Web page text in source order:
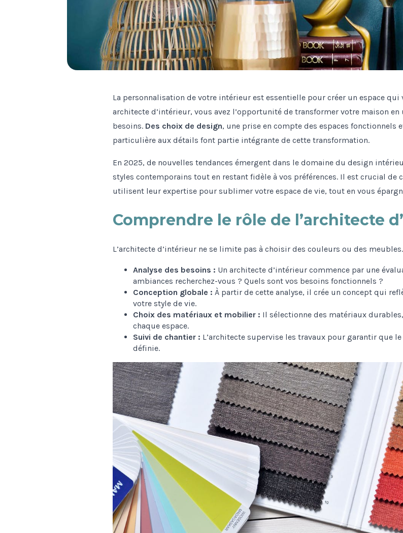
La personnalisation de votre intérieur est essentielle pour créer un espace qui
architecte d’intérieur, vous avez l’opportunité de transformer votre maison
besoins. Des choix de design, une prise en compte des espaces fonctionnels
particulière aux détails font partie intégrante de cette transformation.
En 2025, de nouvelles tendances émergent dans le domaine du design
styles contemporains tout en restant fidèle à vos préférences. Il est crucial de
utilisent leur expertise pour sublimer votre espace de vie, tout en vous
Comprendre le rôle de l’architecte
L’architecte d’intérieur ne se limite pas à choisir des couleurs ou des
Analyse des besoins : Un architecte d’intérieur commence par une
ambiances recherchez-vous ? Quels sont vos besoins fonctionnels ?
Conception globale : À partir de cette analyse, il crée un concept qui
votre style de vie.
Choix des matériaux et mobilier : Il sélectionne des matériaux
chaque espace.
Suivi de chantier : L’architecte supervise les travaux pour garantir que
définie.